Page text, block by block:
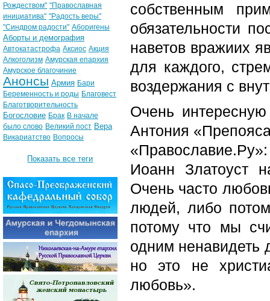
собственным
обязательности
наветов вражиих
для каждого,
воздержания с
Очень
Антония
Иоанн Златоуст
Очень часто
людей, либо
потому что мы
одним ненавидеть
но это не
любовь».
Рождеством" "Православная
инициатива" "Радость веры"
"Синдром радости" Аборигены
Аборты и демография
Автокатастрофа Аксиос Акция
Алкоголизм Амурская епархия
Амурское благочиние
Анонсы Армия Бари
Беременность и роды Благовест
Благотворительность
Богословие Брак В начале
было слово Великий пост Вера
Викариатство Вопросы
Показать все теги